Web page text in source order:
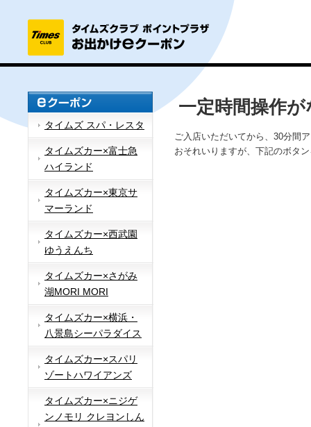
タイムズ スパ・レスタ
タイムズカー×富士急
ハイランド
タイムズカー×東京サ
マーランド
タイムズカー×西武園
ゆうえんち
タイムズカー×さがみ
湖MORI MORI
タイムズカー×横浜・
八景島シーパラダイス
タイムズカー×スパリ
ゾートハワイアンズ
タイムズカー×ニジゲ
ンノモリ クレヨンしん
一定時間操作
ご入店いただいてから、30分間
おそれいりますが、下記のボタ